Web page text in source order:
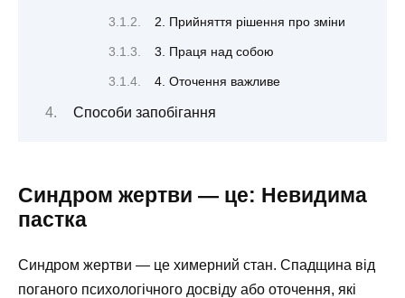
2. Прийняття рішення про зміни
3. Праця над собою
4. Оточення важливе
Способи запобігання
Синдром жертви — це: Невидима
пастка
Синдром жертви — це химерний стан. Спадщина від
поганого психологічного досвіду або оточення, які